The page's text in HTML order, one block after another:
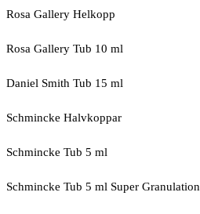
Rosa Gallery Helkopp
Rosa Gallery Tub 10 ml
Daniel Smith Tub 15 ml
Schmincke Halvkoppar
Schmincke Tub 5 ml
Schmincke Tub 5 ml Super Granulation